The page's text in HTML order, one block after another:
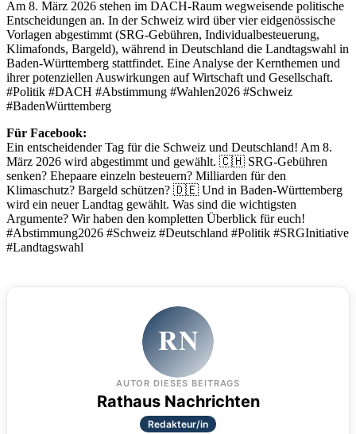
Am 8. März 2026 stehen im DACH-Raum wegweisende politische
Entscheidungen an. In der Schweiz wird über vier eidgenössische
Vorlagen abgestimmt (SRG-Gebühren, Individualbesteuerung,
Klimafonds, Bargeld), während in Deutschland die Landtagswahl in
Baden-Württemberg stattfindet. Eine Analyse der Kernthemen und
ihrer potenziellen Auswirkungen auf Wirtschaft und Gesellschaft.
#Politik #DACH #Abstimmung #Wahlen2026 #Schweiz
#BadenWürttemberg
Für Facebook:
Ein entscheidender Tag für die Schweiz und Deutschland! Am 8.
März 2026 wird abgestimmt und gewählt. 🇨🇭 SRG-Gebühren
senken? Ehepaare einzeln besteuern? Milliarden für den
Klimaschutz? Bargeld schützen? 🇩🇪 Und in Baden-Württemberg
wird ein neuer Landtag gewählt. Was sind die wichtigsten
Argumente? Wir haben den kompletten Überblick für euch!
#Abstimmung2026 #Schweiz #Deutschland #Politik #SRGInitiative
#Landtagswahl
RN
AUTOR DIESES BEITRAGS
Rathaus Nachrichten
Redakteur/in